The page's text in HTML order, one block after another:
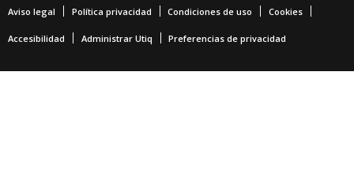
Aviso legal Política privacidad Condiciones de uso Cookies
Accesibilidad Administrar Utiq Preferencias de privacidad